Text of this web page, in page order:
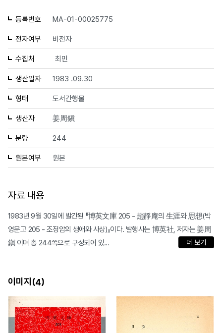
등록번호 MA-01-00025775
전자여부 비전자
수집처 최민
생산일자 1983 .09.30
형태 도서간행물
생산자 姜周鎭
분량 244
원본여부 원본
자료 내용
1983년 9월 30일에 발간된 『博英文庫 205 - 趙靜庵의 生涯와 思想(박
영문고 205 - 조정암의 생애와 사상)』이다. 발행사는 博英社, 저자는 姜周
鎭 이며 총 244쪽으로 구성되어 있...
더 보기
이미지(4)